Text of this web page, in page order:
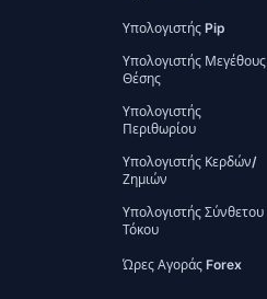
Υπολογιστής Pip
Υπολογιστής Μεγέθους
Θέσης
Υπολογιστής
Περιθωρίου
Υπολογιστής Κερδών/
Ζημιών
Υπολογιστής Σύνθετου
Τόκου
Ώρες Αγοράς Forex